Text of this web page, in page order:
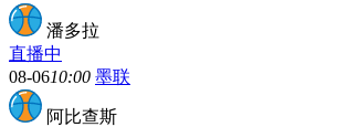
潘多拉
直播中
08-0610:00 墨联
阿比查斯